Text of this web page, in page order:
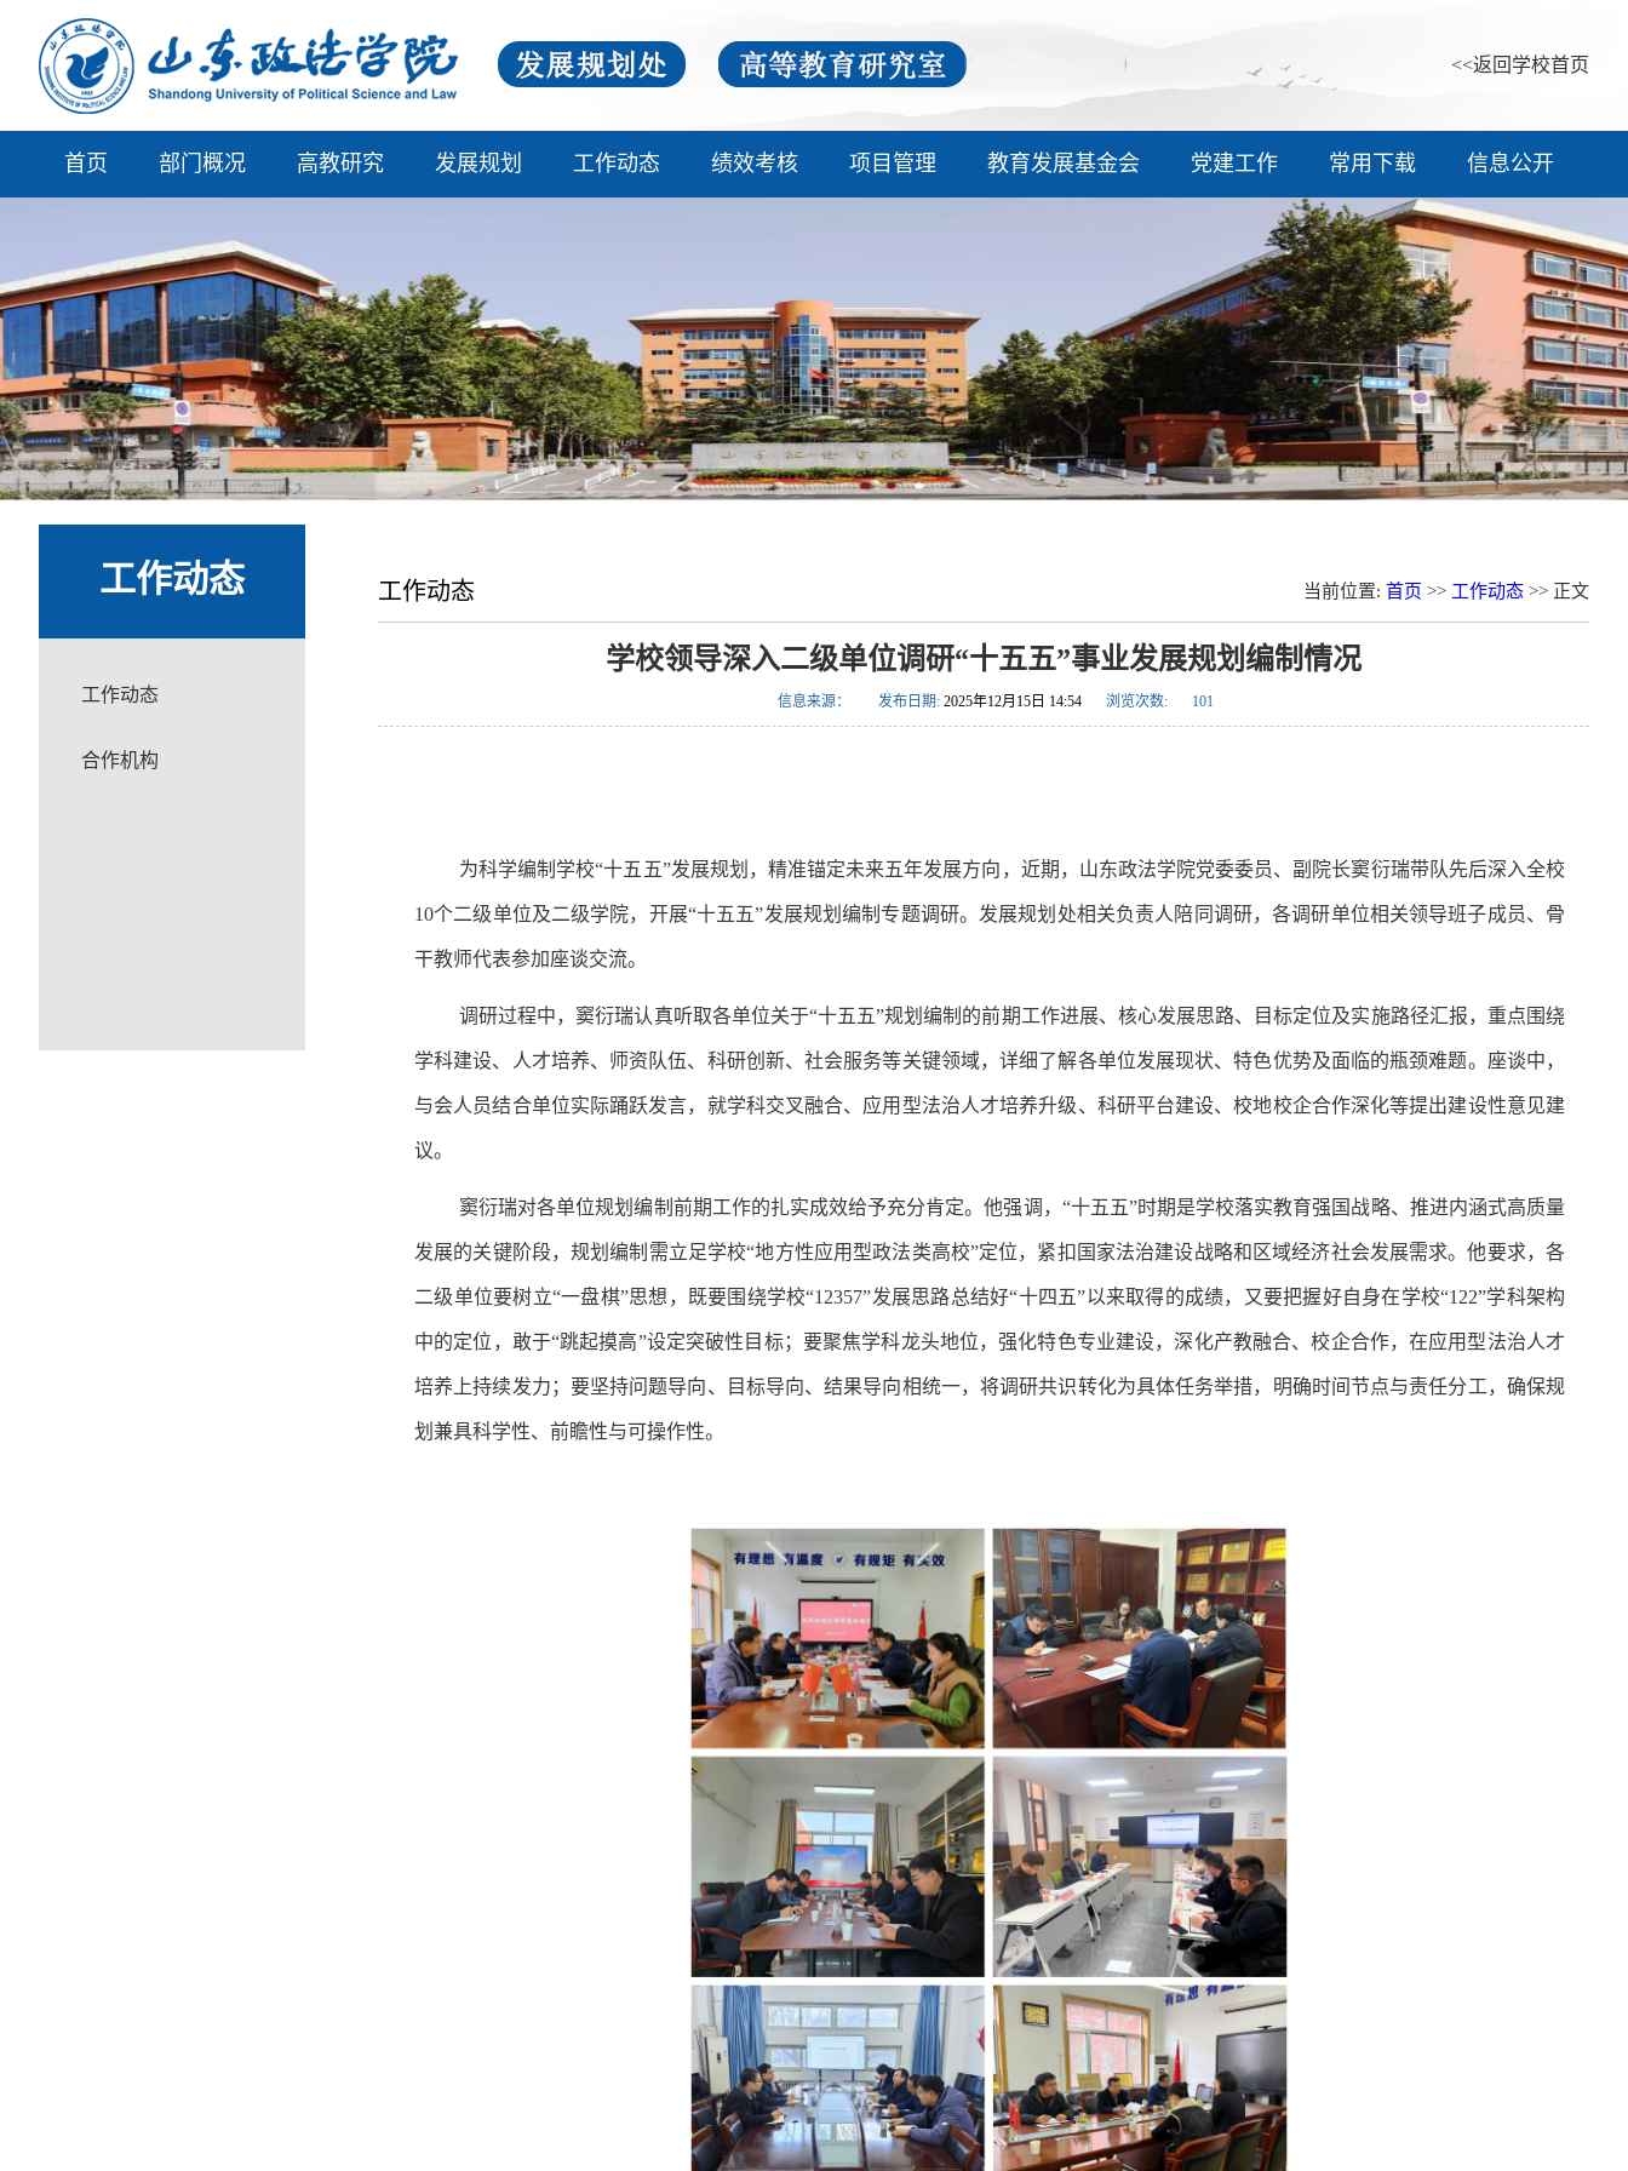
<<返回学校首页
首页 部门概况 高教研究 发展规划 工作动态 绩效考核 项目管理 教育发展基金会 党建工作 常用下载 信息公开
工作动态
工作动态
合作机构
工作动态 当前位置: 首页 >> 工作动态 >> 正文
学校领导深入二级单位调研“十五五”事业发展规划编制情况
信息来源： 发布日期: 2025年12月15日 14:54 浏览次数: 101
为科学编制学校“十五五”发展规划，精准锚定未来五年发展方向，近期，山东政法学院党委委员、副院长窦衍瑞带队先后深入全校
10个二级单位及二级学院，开展“十五五”发展规划编制专题调研。发展规划处相关负责人陪同调研，各调研单位相关领导班子成员、骨
干教师代表参加座谈交流。
调研过程中，窦衍瑞认真听取各单位关于“十五五”规划编制的前期工作进展、核心发展思路、目标定位及实施路径汇报，重点围绕
学科建设、人才培养、师资队伍、科研创新、社会服务等关键领域，详细了解各单位发展现状、特色优势及面临的瓶颈难题。座谈中，
与会人员结合单位实际踊跃发言，就学科交叉融合、应用型法治人才培养升级、科研平台建设、校地校企合作深化等提出建设性意见建
议。
窦衍瑞对各单位规划编制前期工作的扎实成效给予充分肯定。他强调，“十五五”时期是学校落实教育强国战略、推进内涵式高质量
发展的关键阶段，规划编制需立足学校“地方性应用型政法类高校”定位，紧扣国家法治建设战略和区域经济社会发展需求。他要求，各
二级单位要树立“一盘棋”思想，既要围绕学校“12357”发展思路总结好“十四五”以来取得的成绩，又要把握好自身在学校“122”学科架构
中的定位，敢于“跳起摸高”设定突破性目标；要聚焦学科龙头地位，强化特色专业建设，深化产教融合、校企合作，在应用型法治人才
培养上持续发力；要坚持问题导向、目标导向、结果导向相统一，将调研共识转化为具体任务举措，明确时间节点与责任分工，确保规
划兼具科学性、前瞻性与可操作性。